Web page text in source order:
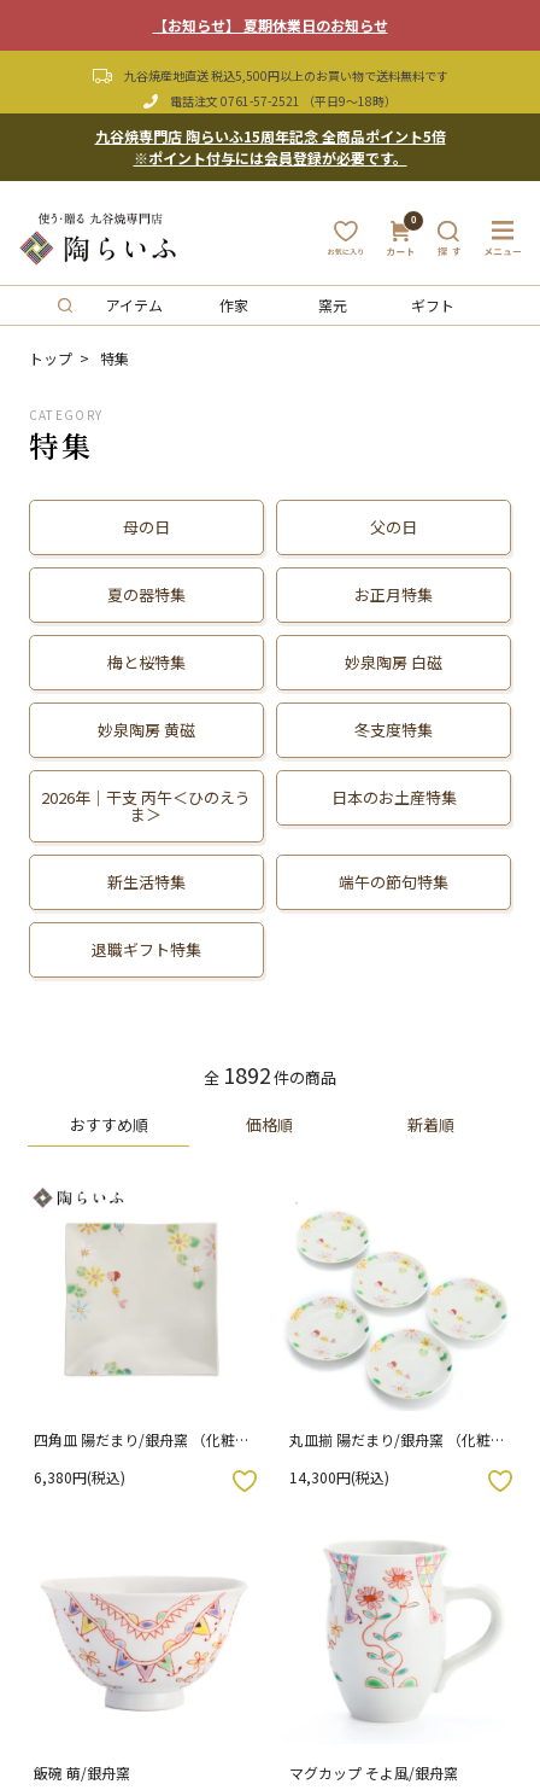
【お知らせ】 夏期休業日のお知らせ
九谷焼産地直送 税込5,500円以上のお買い物で送料無料です
電話注文 0761-57-2521 （平日9〜18時）
九谷焼専門店 陶らいふ15周年記念 全商品ポイント5倍
※ポイント付与には会員登録が必要です。
0
アイテム 作家 窯元 ギフト
トップ 特集
CATEGORY
特集
母の日 父の日
夏の器特集 お正月特集
梅と桜特集 妙泉陶房 白磁
妙泉陶房 黄磁 冬支度特集
2026年｜干支 丙午＜ひのえう
ま＞
日本のお土産特集
新生活特集 端午の節句特集
退職ギフト特集
全 1892件の商品
おすすめ順 価格順 新着順
四角皿 陽だまり/銀舟窯 （化粧箱
6,380円(税込)
丸皿揃 陽だまり/銀舟窯 （化粧箱
14,300円(税込)
お気に入りボタン
飯碗 萌/銀舟窯
マグカップ そよ風/銀舟窯